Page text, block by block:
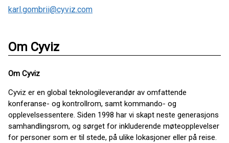
karl.gombrii@cyviz.com
Om Cyviz
Om Cyviz
Cyviz er en global teknologileverandør av omfattende
konferanse- og kontrollrom, samt kommando- og
opplevelsessentere. Siden 1998 har vi skapt neste generasjons
samhandlingsrom, og sørget for inkluderende møteopplevelser
for personer som er til stede, på ulike lokasjoner eller på reise.